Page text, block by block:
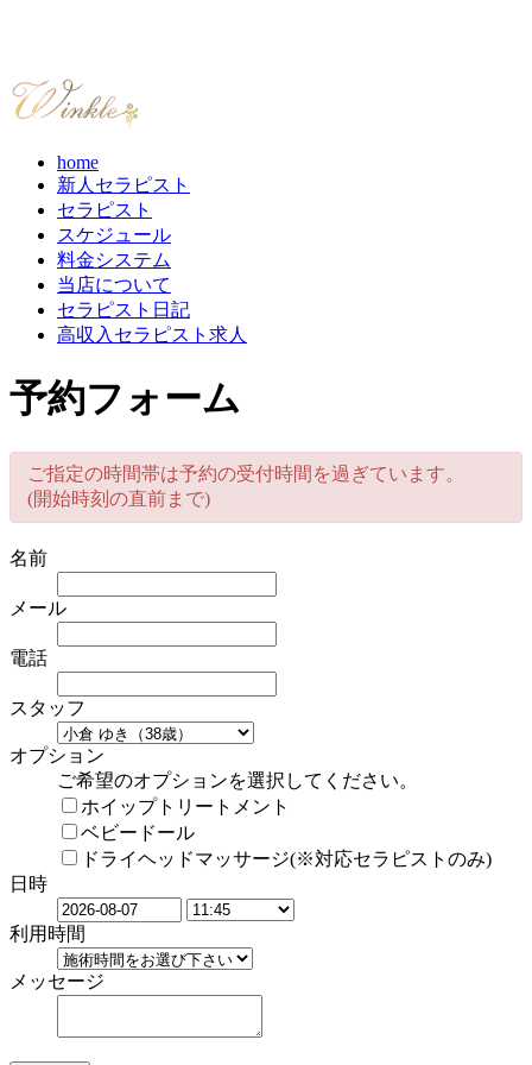
home
新人セラピスト
セラピスト
スケジュール
料金システム
当店について
セラピスト日記
高収入セラピスト求人
予約フォーム
ご指定の時間帯は予約の受付時間を過ぎています。
(開始時刻の直前まで)
名前
メール
電話
スタッフ
オプション
ご希望のオプションを選択してください。
ホイップトリートメント
ベビードール
ドライヘッドマッサージ(※対応セラピストのみ)
日時
利用時間
メッセージ